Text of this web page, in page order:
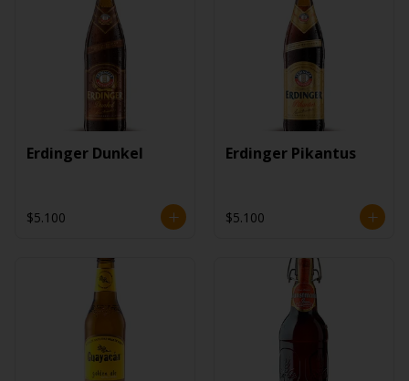
Erdinger Dunkel
$5.100
Erdinger Pikantus
$5.100